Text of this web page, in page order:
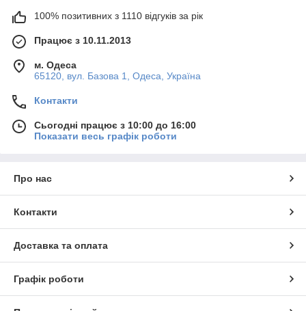
100% позитивних з 1110 відгуків за рік
Працює з 10.11.2013
м. Одеса
65120, вул. Базова 1, Одеса, Україна
Контакти
Сьогодні працює з 10:00 до 16:00
Показати весь графік роботи
Про нас
Контакти
Доставка та оплата
Графік роботи